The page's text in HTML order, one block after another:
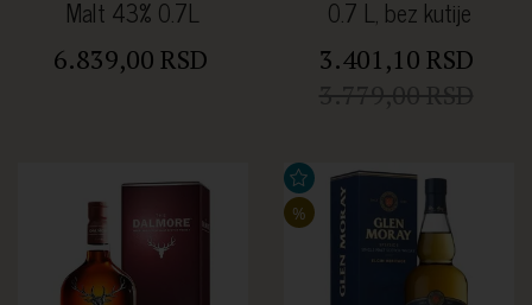
Malt 43% 0.7L
6.839,00 RSD
0.7 L, bez kutije
3.401,10 RSD
%